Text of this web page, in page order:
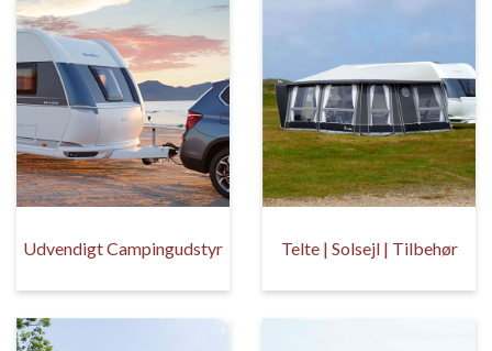
Udvendigt Campingudstyr Telte | Solsejl | Tilbehør